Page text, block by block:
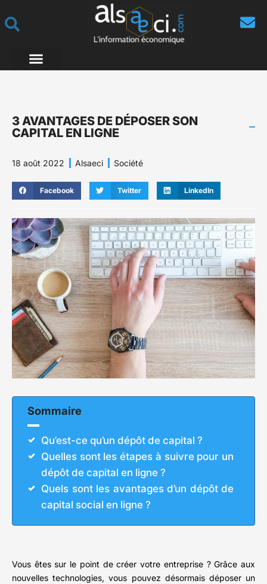
3 AVANTAGES DE DÉPOSER SON
CAPITAL EN LIGNE
18 août 2022 Alsaeci Société
Facebook Twitter LinkedIn
Sommaire
Qu’est-ce qu’un dépôt de capital ?
Quelles sont les étapes à suivre pour un
dépôt de capital en ligne ?
Quels sont les avantages d’un dépôt de
capital social en ligne ?
Vous êtes sur le point de créer votre entreprise ? Grâce aux
nouvelles technologies, vous pouvez désormais déposer un